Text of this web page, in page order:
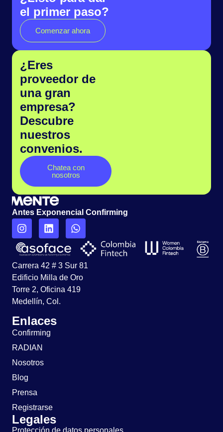
el primer paso?
Comenzar ahora
¿Eres
proveedor de
una gran
empresa?
Descubre
nuestros
convenios.
Chatea con
nosotros
Antes Exponencial Confirming
Carrera 42 # 3 Sur 81
Edificio Milla de Oro
Torre 2, Oficina 419
Medellín, Col.
Enlaces
Confirming
RADIAN
Nosotros
Blog
Prensa
Registrarse
Legales
Protección de datos personales